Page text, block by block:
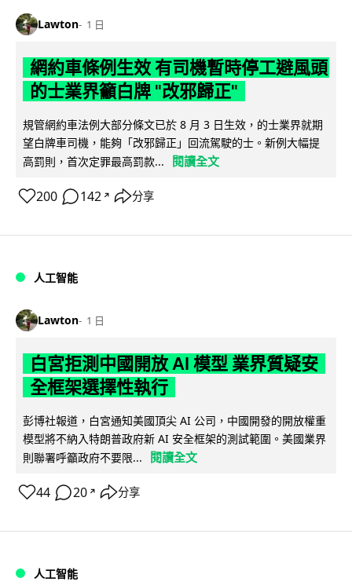
Lawton 1 日
網約車條例生效 有司機暫時停工避風頭
的士業界籲白牌 "改邪歸正"
規管網約車法例大部分條文已於 8 月 3 日生效，的士業界就期
望白牌車司機，能夠「改邪歸正」回流駕駛的士。新例大幅提
高罰則，首次定罪最高罰款...
閱讀全文
200 142 ↗ 分享
人工智能
Lawton 1 日
白宮拒測中國開放 AI 模型 業界質疑安
全框架選擇性執行
彭博社報道，白宮通知美國頂尖 AI 公司，中國開發的開放權重
模型將不納入特朗普政府新 AI 安全框架的測試範圍。美國業界
則聯署呼籲政府不要限...
閱讀全文
44 20 ↗ 分享
人工智能